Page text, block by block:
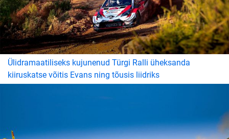
Ülidramaatiliseks kujunenud Türgi Ralli üheksanda
kiiruskatse võitis Evans ning tõusis liidriks